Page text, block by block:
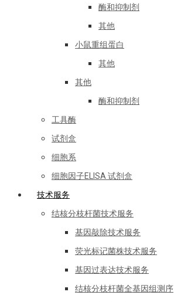
酶和抑制剂
其他
小鼠重组蛋白
其他
其他
酶和抑制剂
工具酶
试剂盒
细胞系
细胞因子ELISA 试剂盒
技术服务
结核分枝杆菌技术服务
基因敲除技术服务
荧光标记菌株技术服务
基因过表达技术服务
结核分枝杆菌全基因组测序